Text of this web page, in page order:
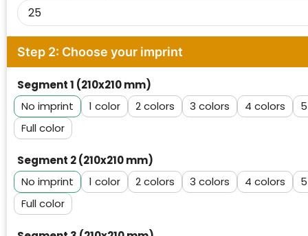
Step 2: Choose your imprint
Segment 1 (210x210 mm)
No imprint
1 2 3 4
5
Full color
Segment 2 (210x210 mm)
No imprint
1 2 3 4
5
Full color